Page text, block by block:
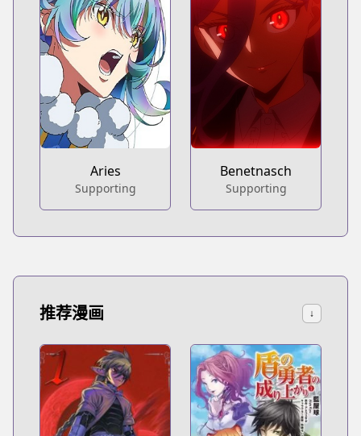
Aries
Supporting
Benetnasch
Supporting
推荐漫画 ↓